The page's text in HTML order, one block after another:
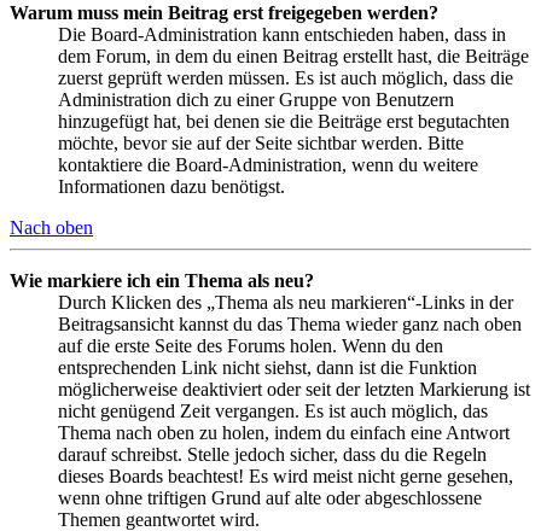
Warum muss mein Beitrag erst freigegeben werden?
Die Board-Administration kann entschieden haben, dass in
dem Forum, in dem du einen Beitrag erstellt hast, die Beiträge
zuerst geprüft werden müssen. Es ist auch möglich, dass die
Administration dich zu einer Gruppe von Benutzern
hinzugefügt hat, bei denen sie die Beiträge erst begutachten
möchte, bevor sie auf der Seite sichtbar werden. Bitte
kontaktiere die Board-Administration, wenn du weitere
Informationen dazu benötigst.
Nach oben
Wie markiere ich ein Thema als neu?
Durch Klicken des „Thema als neu markieren“-Links in der
Beitragsansicht kannst du das Thema wieder ganz nach oben
auf die erste Seite des Forums holen. Wenn du den
entsprechenden Link nicht siehst, dann ist die Funktion
möglicherweise deaktiviert oder seit der letzten Markierung ist
nicht genügend Zeit vergangen. Es ist auch möglich, das
Thema nach oben zu holen, indem du einfach eine Antwort
darauf schreibst. Stelle jedoch sicher, dass du die Regeln
dieses Boards beachtest! Es wird meist nicht gerne gesehen,
wenn ohne triftigen Grund auf alte oder abgeschlossene
Themen geantwortet wird.